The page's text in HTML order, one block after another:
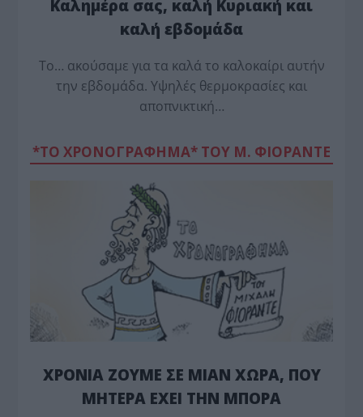
Καλημέρα σας, καλή Κυριακή και
καλή εβδομάδα
Το… ακούσαμε για τα καλά το καλοκαίρι αυτήν
την εβδομάδα. Υψηλές θερμοκρασίες και
αποπνικτική…
*ΤΟ ΧΡΟΝΟΓΡΑΦΗΜΑ* ΤΟΥ Μ. ΦΙΟΡΆΝΤΕ
ΧΡΟΝΙΑ ΖΟΥΜΕ ΣΕ ΜΙΑΝ ΧΩΡΑ, ΠΟΥ
ΜΗΤΕΡΑ ΕΧΕΙ ΤΗΝ ΜΠΟΡΑ